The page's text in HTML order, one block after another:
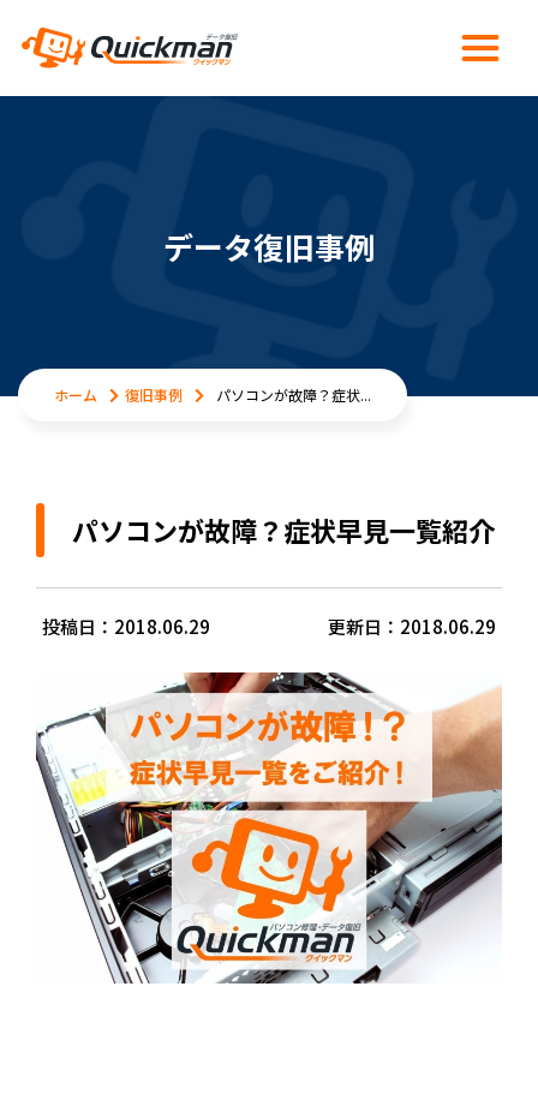
データ復旧事例
ホーム 復旧事例 パソコンが故障？症状...
パソコンが故障？症状早見一覧紹介
投稿日：2018.06.29 更新日：2018.06.29